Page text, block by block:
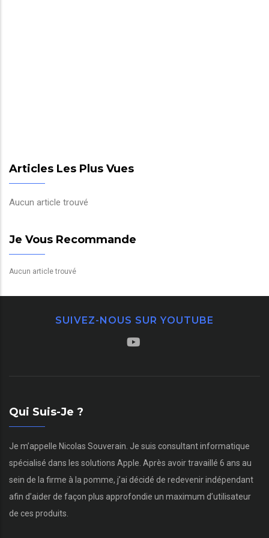
Articles Les Plus Vues
Aucun article trouvé
Je Vous Recommande
Aucun article trouvé
SUIVEZ-NOUS SUR YOUTUBE
Qui Suis-Je ?
Je m’appelle Nicolas Souverain. Je suis consultant informatique
spécialisé dans les solutions Apple. Après avoir travaillé 6 ans au
sein de la firme à la pomme, j’ai décidé de redevenir indépendant
afin d’aider de façon plus approfondie un maximum d’utilisateur
de ces produits.